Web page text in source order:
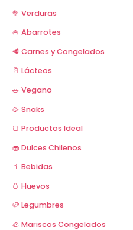
🥦 Verduras
🍚 Abarrotes
🥩 Carnes y Congelados
🥛 Lácteos
🥗 Vegano
🥠 Snaks
🍞 Productos Ideal
🧁 Dulces Chilenos
🧃 Bebidas
🥚 Huevos
🥔 Legumbres
🦪 Mariscos Congelados